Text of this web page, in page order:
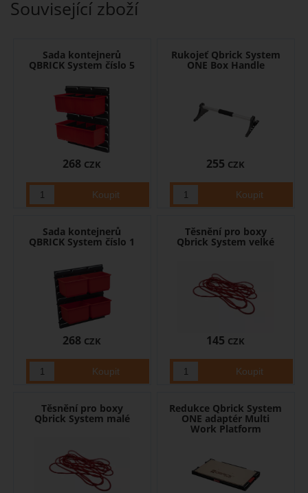
Související zboží
Sada kontejnerů
QBRICK System číslo 5
268 CZK
Rukojeť Qbrick System
ONE Box Handle
255 CZK
Sada kontejnerů
QBRICK System číslo 1
268 CZK
Těsnění pro boxy
Qbrick System velké
145 CZK
Těsnění pro boxy
Qbrick System malé
Redukce Qbrick System
ONE adaptér Multi
Work Platform